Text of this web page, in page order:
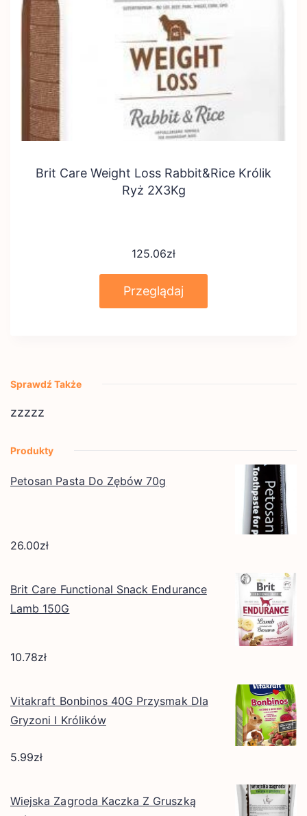
Brit Care Weight Loss Rabbit&Rice Królik
Ryż 2X3Kg
125.06zł
Przeglądaj
Sprawdź Także
zzzzz
Produkty
Petosan Pasta Do Zębów 70g
26.00zł
Brit Care Functional Snack Endurance
Lamb 150G
10.78zł
Vitakraft Bonbinos 40G Przysmak Dla
Gryzoni I Królików
5.99zł
Wiejska Zagroda Kaczka Z Gruszką